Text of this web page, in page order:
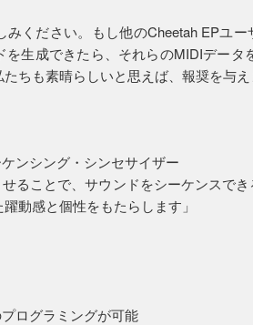
ください。もし他のCheetah EPユー
生成できたら、それらのMIDIデータ
ちも素晴らしいと思えば、報奨を与え
ンシング・シンセサイザー
ることで、サウンドをシーケンスで
動感と個性をもたらします」
ログラミングが可能